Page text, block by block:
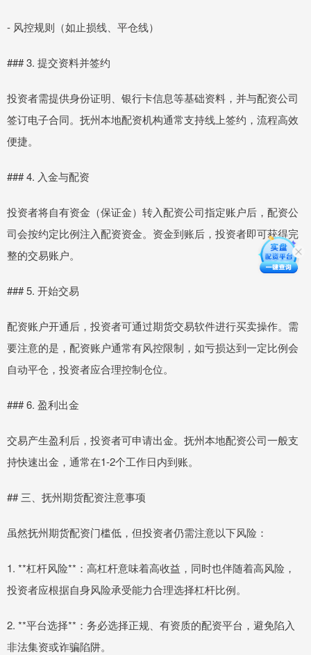
- 风控规则（如止损线、平仓线）
### 3. 提交资料并签约
投资者需提供身份证明、银行卡信息等基础资料，并与配资公司
签订电子合同。抚州本地配资机构通常支持线上签约，流程高效
便捷。
### 4. 入金与配资
投资者将自有资金（保证金）转入配资公司指定账户后，配资公
司会按约定比例注入配资资金。资金到账后，投资者即可获得完
整的交易账户。
### 5. 开始交易
配资账户开通后，投资者可通过期货交易软件进行买卖操作。需
要注意的是，配资账户通常有风控限制，如亏损达到一定比例会
自动平仓，投资者应合理控制仓位。
### 6. 盈利出金
交易产生盈利后，投资者可申请出金。抚州本地配资公司一般支
持快速出金，通常在1-2个工作日内到账。
## 三、抚州期货配资注意事项
虽然抚州期货配资门槛低，但投资者仍需注意以下风险：
1. **杠杆风险**：高杠杆意味着高收益，同时也伴随着高风险，
投资者应根据自身风险承受能力合理选择杠杆比例。
2. **平台选择**：务必选择正规、有资质的配资平台，避免陷入
非法集资或诈骗陷阱。